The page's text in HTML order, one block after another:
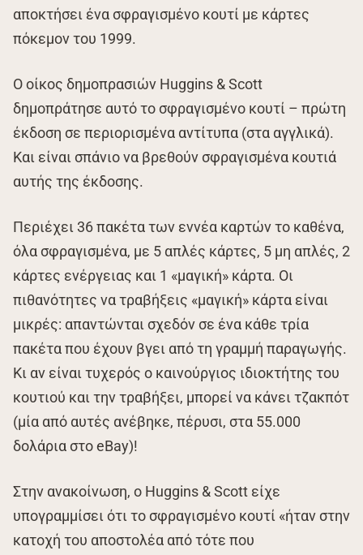
αποκτήσει ένα σφραγισμένο κουτί με κάρτες
πόκεμον του 1999.
Ο οίκος δημοπρασιών Huggins & Scott
δημοπράτησε αυτό το σφραγισμένο κουτί – πρώτη
έκδοση σε περιορισμένα αντίτυπα (στα αγγλικά).
Και είναι σπάνιο να βρεθούν σφραγισμένα κουτιά
αυτής της έκδοσης.
Περιέχει 36 πακέτα των εννέα καρτών το καθένα,
όλα σφραγισμένα, με 5 απλές κάρτες, 5 μη απλές, 2
κάρτες ενέργειας και 1 «μαγική» κάρτα. Οι
πιθανότητες να τραβήξεις «μαγική» κάρτα είναι
μικρές: απαντώνται σχεδόν σε ένα κάθε τρία
πακέτα που έχουν βγει από τη γραμμή παραγωγής.
Κι αν είναι τυχερός ο καινούργιος ιδιοκτήτης του
κουτιού και την τραβήξει, μπορεί να κάνει τζακπότ
(μία από αυτές ανέβηκε, πέρυσι, στα 55.000
δολάρια στο eBay)!
Στην ανακοίνωση, ο Huggins & Scott είχε
υπογραμμίσει ότι το σφραγισμένο κουτί «ήταν στην
κατοχή του αποστολέα από τότε που